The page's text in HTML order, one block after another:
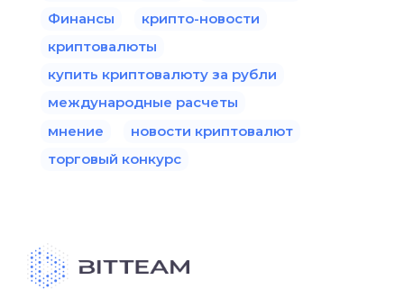
Финансы
крипто-новости
криптовалюты
купить криптовалюту за рубли
международные расчеты
мнение
новости криптовалют
торговый конкурс